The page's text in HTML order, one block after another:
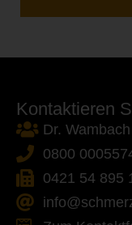
Kontaktieren
Dr.
0800
0421 54 895